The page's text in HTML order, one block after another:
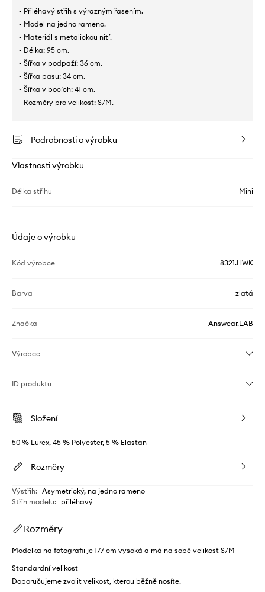
- Přiléhavý střih s výrazným řasením.
- Model na jedno rameno.
- Materiál s metalickou nití.
- Délka: 95 cm.
- Šířka v podpaží: 36 cm.
- Šířka pasu: 34 cm.
- Šířka v bocích: 41 cm.
- Rozměry pro velikost: S/M.
Podrobnosti o výrobku
Vlastnosti výrobku
Délka střihu Mini
Údaje o výrobku
Kód výrobce 8321.HWK
Barva zlatá
Značka Answear.LAB
Výrobce
ID produktu
Složení
50 % Lurex, 45 % Polyester, 5 % Elastan
Rozměry
Výstřih: Asymetrický, na jedno rameno
Střih modelu: přiléhavý
Rozměry
Modelka na fotografii je 177 cm vysoká a má na sobě velikost S/M
Standardní velikost
Doporučujeme zvolit velikost, kterou běžně nosíte.